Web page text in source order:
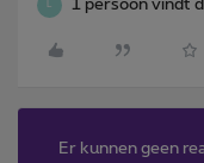
L 1 persoon vindt
Er kunnen geen